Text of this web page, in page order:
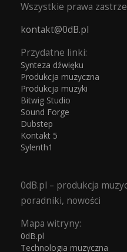
Wszystkie prawa
kontakt@0dB.pl
Przydatne linki:
Synteza dźwięku
Produkcja muzyczna
Produkcja muzyki
Bitwig Studio
Sound Forge
Dubstep
Kontakt 5
Sylenth1
0dB.pl – produkcja
poradniki, nowości
Mapa witryny:
0dB.pl
Technologia muzyczna